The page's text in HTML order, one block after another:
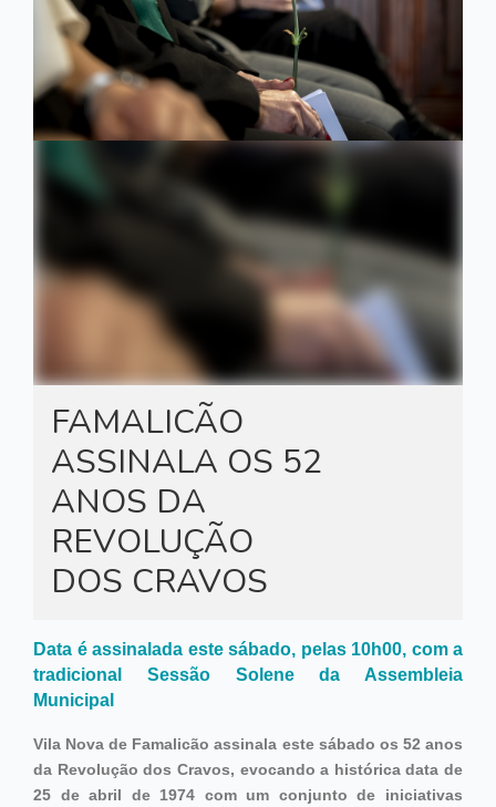
FAMALICÃO
ASSINALA OS 52
ANOS DA
REVOLUÇÃO
DOS CRAVOS
Data é assinalada este sábado, pelas 10h00, com a
tradicional Sessão Solene da Assembleia
Municipal
Vila Nova de Famalicão assinala este sábado os 52 anos
da Revolução dos Cravos, evocando a histórica data de
25 de abril de 1974 com um conjunto de iniciativas